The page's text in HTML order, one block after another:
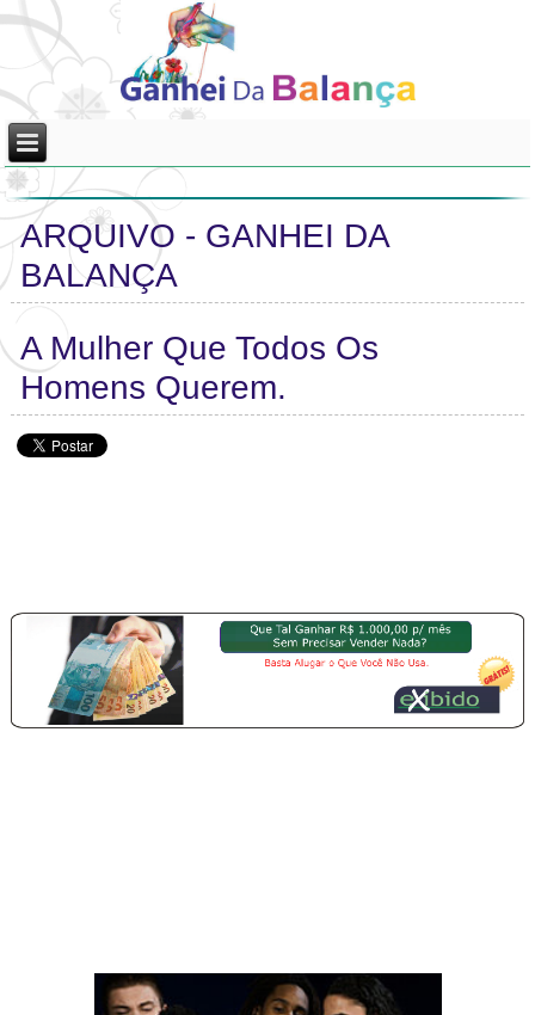
ARQUIVO - GANHEI DA
BALANÇA
A Mulher Que Todos Os
Homens Querem.